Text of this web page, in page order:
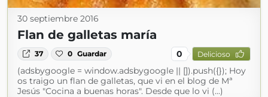
30 septiembre 2016
Flan de galletas maría
37 0 Guardar 0 Delicioso
(adsbygoogle = window.adsbygoogle || []).push({}); Hoy
os traigo un flan de galletas, que vi en el blog de Mª
Jesús "Cocina a buenas horas". Desde que lo vi (...)